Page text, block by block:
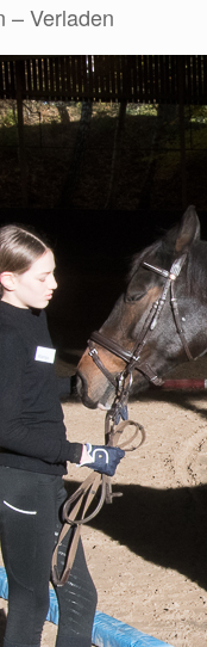
– Verladen